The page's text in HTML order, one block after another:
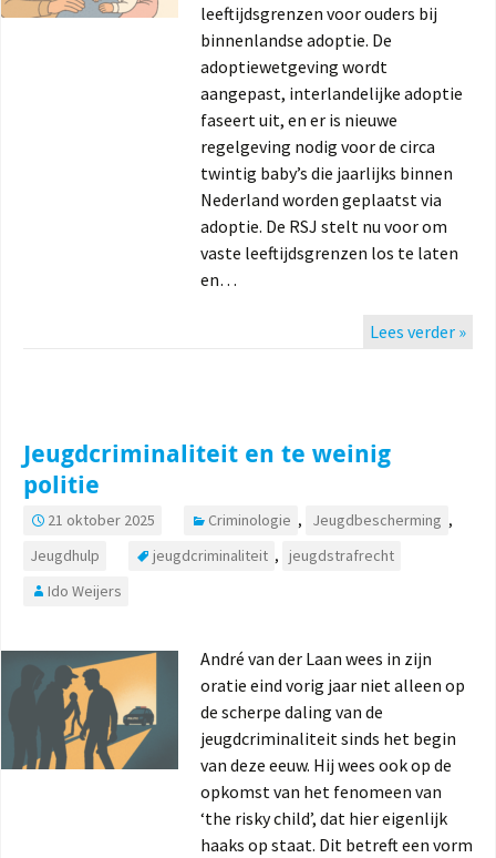
leeftijdsgrenzen voor ouders bij
binnenlandse adoptie. De
adoptiewetgeving wordt
aangepast, interlandelijke adoptie
faseert uit, en er is nieuwe
regelgeving nodig voor de circa
twintig baby’s die jaarlijks binnen
Nederland worden geplaatst via
adoptie. De RSJ stelt nu voor om
vaste leeftijdsgrenzen los te laten
en…
Lees verder »
Jeugdcriminaliteit en te weinig
politie
21 oktober 2025 Criminologie , Jeugdbescherming ,
Jeugdhulp
jeugdcriminaliteit , jeugdstrafrecht
Ido Weijers
André van der Laan wees in zijn
oratie eind vorig jaar niet alleen op
de scherpe daling van de
jeugdcriminaliteit sinds het begin
van deze eeuw. Hij wees ook op de
opkomst van het fenomeen van
‘the risky child’, dat hier eigenlijk
haaks op staat. Dit betreft een vorm